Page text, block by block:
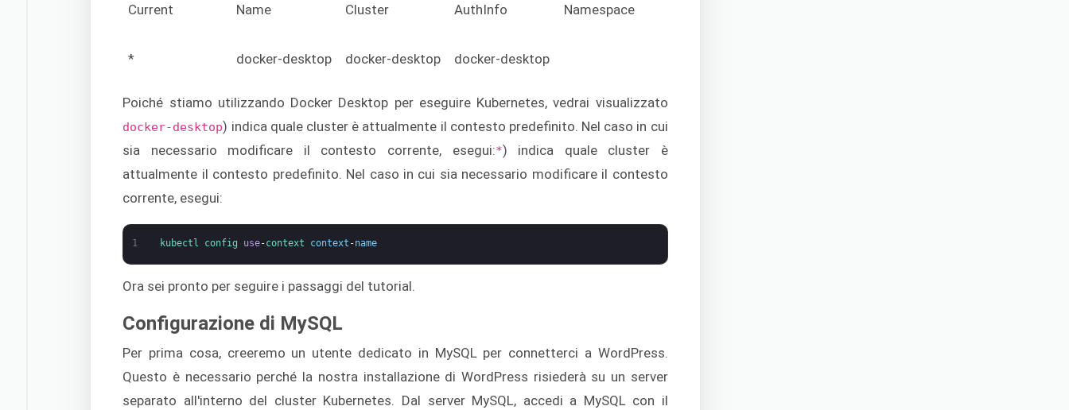
Current Name Cluster AuthInfo Namespace
* docker-desktop docker-desktop docker-desktop
Poiché stiamo utilizzando Docker Desktop per eseguire Kubernetes, vedrai visualizzato
docker-desktop) indica quale cluster è attualmente il contesto predefinito. Nel caso in cui
sia necessario modificare il contesto corrente, esegui:*) indica quale cluster è
attualmente il contesto predefinito. Nel caso in cui sia necessario modificare il contesto
corrente, esegui:
1 kubectl config use-context context -name
Ora sei pronto per seguire i passaggi del tutorial.
Configurazione di MySQL
Per prima cosa, creeremo un utente dedicato in MySQL per connetterci a WordPress.
Questo è necessario perché la nostra installazione di WordPress risiederà su un server
separato all'interno del cluster Kubernetes. Dal server MySQL, accedi a MySQL con il